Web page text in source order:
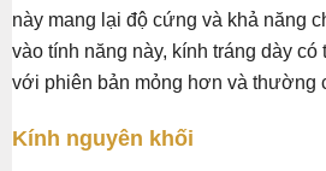
này mang lại độ cứng và khả năng
vào tính năng này, kính tráng dày
với phiên bản mỏng hơn và thường
Kính nguyên khối